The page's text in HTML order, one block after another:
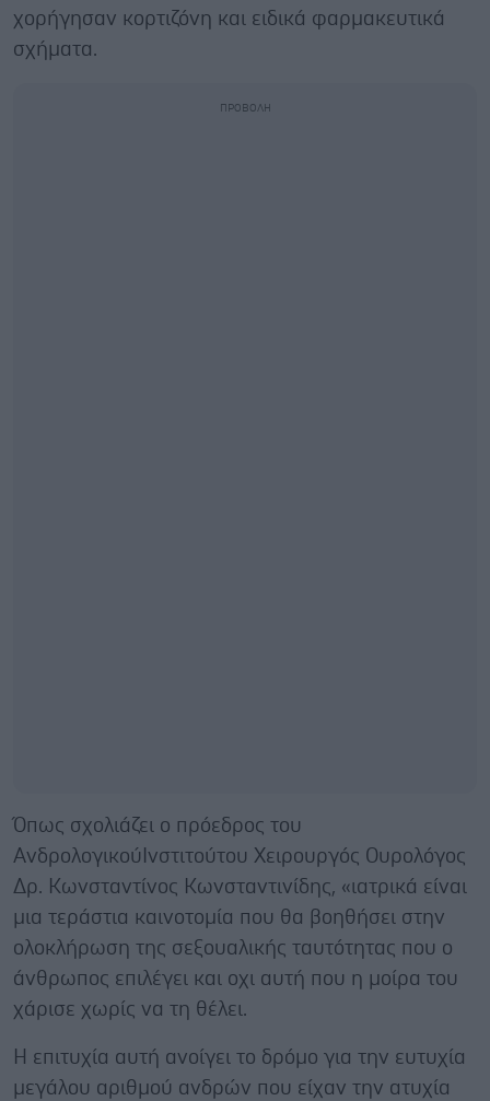
χορήγησαν κορτιζόνη και ειδικά φαρμακευτικά
σχήματα.
Όπως σχολιάζει ο πρόεδρος του
ΑνδρολογικούΙνστιτούτου Χειρουργός Ουρολόγος
Δρ. Κωνσταντίνος Κωνσταντινίδης, «ιατρικά είναι
μια τεράστια καινοτομία που θα βοηθήσει στην
ολοκλήρωση της σεξουαλικής ταυτότητας που ο
άνθρωπος επιλέγει και οχι αυτή που η μοίρα του
χάρισε χωρίς να τη θέλει.
Η επιτυχία αυτή ανοίγει το δρόμο για την ευτυχία
μεγάλου αριθμού ανδρών που είχαν την ατυχία